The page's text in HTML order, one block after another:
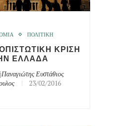
ΠΟΛΙΤΙΚΗ
ΚΡΙΣΗ
ΕΛΛΑΔΑ
Παναγιώτης Ευστάθιος
23/02/2016